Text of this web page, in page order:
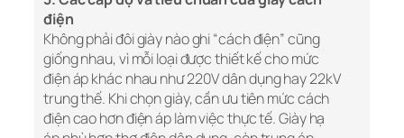
điện
Không phải đôi giày nào ghi “cách điện” cũng
giống nhau, vì mỗi loại được thiết kế cho mức
điện áp khác nhau như 220V dân dụng hay 22kV
trung thế. Khi chọn giày, cần ưu tiên mức cách
điện cao hơn điện áp làm việc thực tế. Giày hạ